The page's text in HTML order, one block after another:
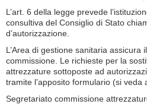
L’art. 6 della legge prevede
consultiva del Consiglio di Stato
d’autorizzazione.
L’Area di gestione sanitaria assicura
commissione. Le richieste per la
attrezzature sottoposte ad
tramite l’apposito formulario (si veda
Segretariato commissione